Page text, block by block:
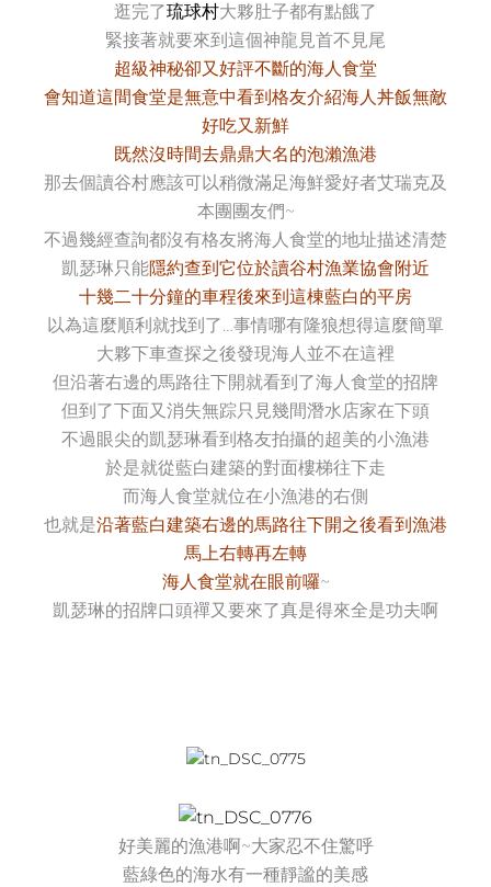
逛完了琉球村大夥肚子都有點餓了
緊接著就要來到這個神龍見首不見尾
超級神秘卻又好評不斷的海人食堂
會知道這間食堂是無意中看到格友介紹海人丼飯無敵
好吃又新鮮
既然沒時間去鼎鼎大名的泡瀨漁港
那去個讀谷村應該可以稍微滿足海鮮愛好者艾瑞克及
本團團友們~
不過幾經查詢都沒有格友將海人食堂的地址描述清楚
凱瑟琳只能隱約查到它位於讀谷村漁業協會附近
十幾二十分鐘的車程後來到這棟藍白的平房
以為這麼順利就找到了…事情哪有隆狼想得這麼簡單
大夥下車查探之後發現海人並不在這裡
但沿著右邊的馬路往下開就看到了海人食堂的招牌
但到了下面又消失無踪只見幾間潛水店家在下頭
不過眼尖的凱瑟琳看到格友拍攝的超美的小漁港
於是就從藍白建築的對面樓梯往下走
而海人食堂就位在小漁港的右側
也就是沿著藍白建築右邊的馬路往下開之後看到漁港
馬上右轉再左轉
海人食堂就在眼前囉~
凱瑟琳的招牌口頭禪又要來了真是得來全是功夫啊
好美麗的漁港啊~大家忍不住驚呼
藍綠色的海水有一種靜謐的美感